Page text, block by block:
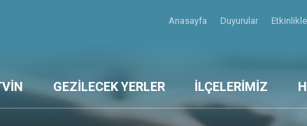
Anasayfa Duyurular
GEZİLECEK YERLER İLÇELERİMİZ